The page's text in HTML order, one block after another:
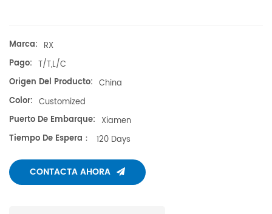
Marca: RX
Pago: T/T,L/C
Origen Del Producto: China
Color: Customized
Puerto De Embarque: Xiamen
Tiempo De Espera：
120 Days
CONTACTA AHORA